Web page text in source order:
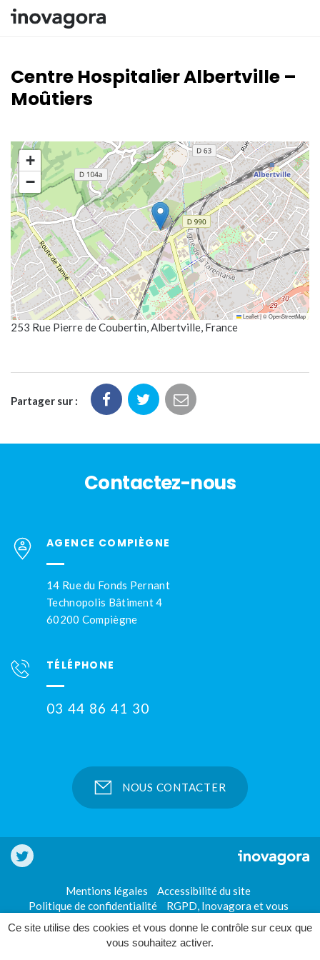
Ce site utilise des cookies et vous donne le contrôle sur ceux que
vous souhaitez activer.
Centre Hospitalier Albertville –
Moûtiers
+
−
Leaflet|©OpenStreetMap
253 Rue Pierre de Coubertin, Albertville, France
Partager sur :
Contactez-nous
AGENCE COMPIÈGNE
14 Rue du Fonds Pernant
Technopolis Bâtiment 4
60200 Compiègne
TÉLÉPHONE
03 44 86 41 30
NOUS CONTACTER
Notre
Mentions légales
Accessibilité du site
Politique de confidentialité
RGPD, Inovagora et vous